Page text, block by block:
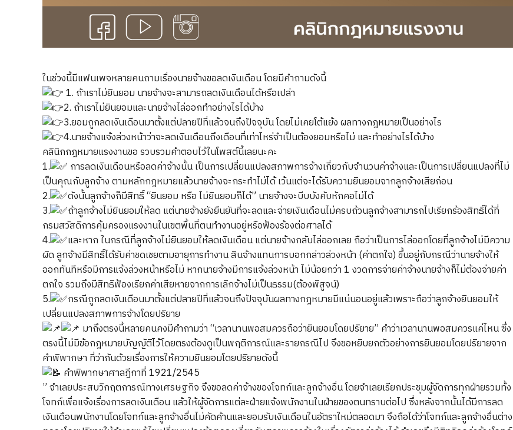
ในช่วงนี้มีแฟนเพจหลายคนถามเรื่องนายจ้างขอลดเงินเดือน โดยมีคำถามดังนี้
1. ถ้าเราไม่ยินยอม นายจ้างจะสามารถลดเงินเดือนได้หรือเปล่า
2. ถ้าเราไม่ยินยอมและนายจ้างไล่ออกทำอย่างไรได้บ้าง
3.ยอมถูกลดเงินเดือนมาตั้งแต่ปลายปีที่แล้วจนถึงปัจจุบัน โดยไม่เคยโต้แย้ง ผลทางกฎหมายเป็นอย่างไร
4.นายจ้างแจ้งล่วงหน้าว่าจะลดเงินเดือนถึงเดือนที่เท่าไหร่จำเป็นต้องยอมหรือไม่ และทำอย่างไรได้บ้าง
คลินิกกฎหมายแรงงานขอ รวบรวมคำตอบไว้ในโพสต์นี้เลยนะคะ
1.
การลดเงินเดือนหรือลดค่าจ้างนั้น เป็นการเปลี่ยนแปลงสภาพการจ้างเกี่ยวกับจำนวนค่าจ้างและเป็นการเปลี่ยนแปลงที่ไม่
เป็นคุณกับลูกจ้าง ตามหลักกฎหมายแล้วนายจ้างจะกระทำไม่ได้ เว้นแต่จะได้รับความยินยอมจากลูกจ้างเสียก่อน
2.
ดังนั้นลูกจ้างก็มีสิทธิ์ “ยินยอม หรือ ไม่ยินยอมก็ได้” นายจ้างจะบีบบังคับหักคอไม่ได้
3.
ถ้าลูกจ้างไม่ยินยอมให้ลด แต่นายจ้างยังยืนยันที่จะลดและจ่ายเงินเดือนไม่ครบถ้วนลูกจ้างสามารถไปเรียกร้องสิทธิ์ได้ที่
กรมสวัสดิการคุ้มครองแรงงานในเขตพื้นที่ตนทำงานอยู่หรือฟ้องร้องต่อศาลได้
4.
และหาก ในกรณีที่ลูกจ้างไม่ยินยอมให้ลดเงินเดือน แต่นายจ้างกลับไล่ออกเลย ถือว่าเป็นการไล่ออกโดยที่ลูกจ้างไม่มีความ
ผิด ลูกจ้างมีสิทธิ์ได้รับค่าชดเชยตามอายุการทำงาน สินจ้างแทนการบอกกล่าวล่วงหน้า (ค่าตกใจ) ขึ้นอยู่กับกรณีว่านายจ้างให้
ออกทันทีหรือมีการแจ้งล่วงหน้าหรือไม่ หากนายจ้างมีการแจ้งล่วงหน้า ไม่น้อยกว่า 1 งวดการจ่ายค่าจ้างนายจ้างก็ไม่ต้องจ่ายค่า
ตกใจ รวมถึงมีสิทธิฟ้องเรียกค่าเสียหายจากการเลิกจ้างไม่เป็นธรรม(ต้องพิสูจน์)
5.
กรณีถูกลดเงินเดือนมาตั้งแต่ปลายปีที่แล้วจนถึงปัจจุบันผลทางกฎหมายมีแน่นอนอยู่แล้วเพราะถือว่าลูกจ้างยินยอมให้
เปลี่ยนแปลงสภาพการจ้างโดยปริยาย
มาถึงตรงนี้หลายคนคงมีคำถามว่า “เวลานานพอสมควรถือว่ายินยอมโดยปริยาย” คำว่าเวลานานพอสมควรแค่ไหน ซึ่ง
ตรงนี้ไม่มีข้อกฎหมายบัญญัติไว้โดยตรงต้องดูเป็นพฤติการณ์และรายกรณีไป จึงขอหยิบยกตัวอย่างการยินยอมโดยปริยายจาก
คำพิพากษา ที่ว่ากันด้วยเรื่องการให้ความยินยอมโดยปริยายดังนี้
คำพิพากษาศาลฎีกาที่ 1921/2545
” จำเลยประสบวิกฤตการณ์ทางเศรษฐกิจ จึงขอลดค่าจ้างของโจทก์และลูกจ้างอื่น โดยจำเลยเรียกประชุมผู้จัดการทุกฝ่ายรวมทั้ง
โจทก์เพื่อแจ้งเรื่องการลดเงินเดือน แล้วให้ผู้จัดการแต่ละฝ่ายแจ้งพนักงานในฝ่ายของตนทราบต่อไป ซึ่งหลังจากนั้นได้มีการลด
เงินเดือนพนักงานโดยโจทก์และลูกจ้างอื่นไม่คัดค้านและยอมรับเงินเดือนในอัตราใหม่ตลอดมา จึงถือได้ว่าโจทก์และลูกจ้างอื่นต่าง